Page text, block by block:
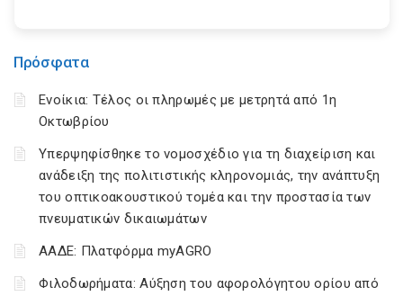
Πρόσφατα
Ενοίκια: Τέλος οι πληρωμές με μετρητά από 1η
Οκτωβρίου
Υπερψηφίσθηκε το νομοσχέδιο για τη διαχείριση και
ανάδειξη της πολιτιστικής κληρονομιάς, την ανάπτυξη
του οπτικοακουστικού τομέα και την προστασία των
πνευματικών δικαιωμάτων
ΑΑΔΕ: Πλατφόρμα myAGRO
Φιλοδωρήματα: Αύξηση του αφορολόγητου ορίου από